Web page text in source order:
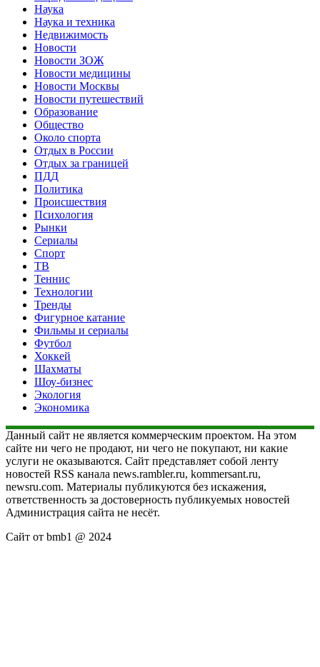
Наука
Наука и техника
Недвижимость
Новости
Новости ЗОЖ
Новости медицины
Новости Москвы
Новости путешествий
Образование
Общество
Около спорта
Отдых в России
Отдых за границей
ПДД
Политика
Происшествия
Психология
Рынки
Сериалы
Спорт
ТВ
Теннис
Технологии
Тренды
Фигурное катание
Фильмы и сериалы
Футбол
Хоккей
Шахматы
Шоу-бизнес
Экология
Экономика
Данный сайт не является коммерческим проектом. На этом
сайте ни чего не продают, ни чего не покупают, ни какие
услуги не оказываются. Сайт представляет собой ленту
новостей RSS канала news.rambler.ru, kommersant.ru,
newsru.com. Материалы публикуются без искажения,
ответственность за достоверность публикуемых новостей
Администрация сайта не несёт.
Сайт от bmb1 @ 2024